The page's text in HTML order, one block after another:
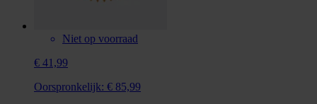
Niet op voorraad
€ 41,99
Oorspronkelijk: € 85,99